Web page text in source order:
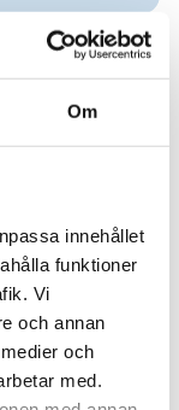
Om
innehållet
funktioner
Vi
och annan
och
med.